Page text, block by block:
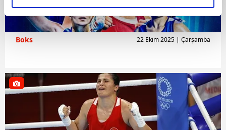
elimizden gelen çabayı gösterdiğimizi ve bu noktada,
reklamların maliyetlerimizi karşılamak noktasında tek gelir
kalemimiz olduğunu sizlere hatırlatmak isteriz.
gösterilmeyecektir."
Sizlere daha iyi bir hizmet sunabilmek için İnternet
Sitemizde kendimize ve üçüncü kişilere ait çerezler
kullanılmaktadır. Bu çerezler vasıtasıyla çeşitli kişisel
Boks 22 Ekim 2025 | Çarşamba